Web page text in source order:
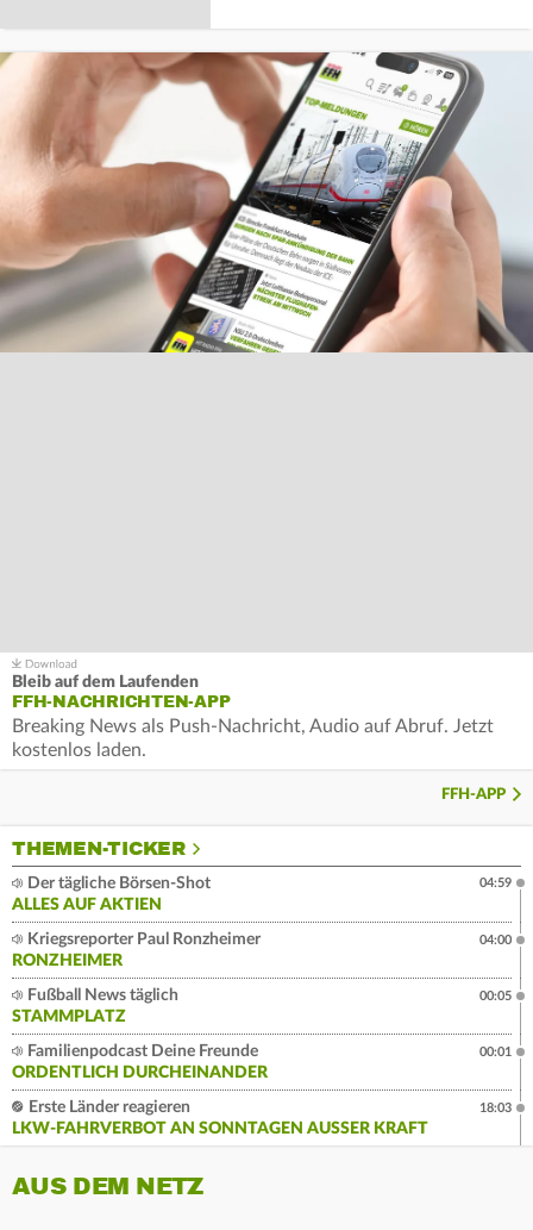
Bleib auf dem Laufenden
FFH-NACHRICHTEN-APP
Breaking News als Push-Nachricht, Audio auf Abruf. Jetzt
kostenlos laden.
FFH-APP
THEMEN-TICKER
Der tägliche Börsen-Shot
ALLES AUF AKTIEN
04:59
Kriegsreporter Paul Ronzheimer
RONZHEIMER
04:00
Fußball News täglich
STAMMPLATZ
00:05
Familienpodcast Deine Freunde
ORDENTLICH DURCHEINANDER
00:01
Erste Länder reagieren
LKW-FAHRVERBOT AN SONNTAGEN AUSSER KRAFT
18:03
AUS DEM NETZ